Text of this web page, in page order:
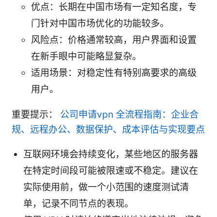
优点：长期在中国市场有一定知名度，专
门针对中国市场优化的功能较多。
风险点：价格通常较高，用户界面和设置
在新手眼中可能略显复杂。
适用场景：对稳定性有特别高要求的高级
用户。
重要提示： 公司申请vpn 全流程指南：企业合
规、远程办公、数据保护、成本评估与实现要点
互联网环境会持续变化，某些地区的服务器
在特定时间段可能被限速或不稳定。建议在
实际使用前，做一个小范围的速度测试清
单，记录不同节点的表现。